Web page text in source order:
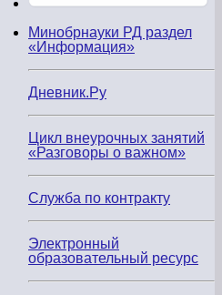
праздник
пользователей
работников
Интернет-
индустрии.
сентября
лаборатории
Калифорнийского
университета
состоялась
первая
успешная
передача
данных
Минобрнауки РД раздел
«Информация»
Дневник.Ру
Цикл внеурочных занятий
«Разговоры о важном»
Служба по контракту
Электронный
образовательный ресурс